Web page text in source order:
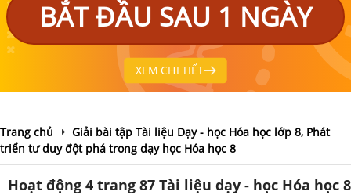
BẮT ĐẦU SAU 1 NGÀY
XEM CHI TIẾT
Trang chủ
Giải bài tập Tài liệu Dạy - học Hóa học lớp 8, Phát
triển tư duy đột phá trong dạy học Hóa học 8
Hoạt động 4 trang 87 Tài liệu dạy - học Hóa học 8